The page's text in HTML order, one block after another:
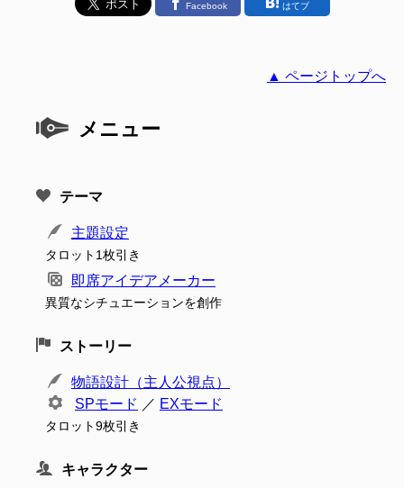
Facebook はてブ
▲ ページトップへ
メニュー
テーマ
主題設定
タロット1枚引き
即席アイデアメーカー
異質なシチュエーションを創作
ストーリー
物語設計（主人公視点）
SPモード ／ EXモード
タロット9枚引き
キャラクター